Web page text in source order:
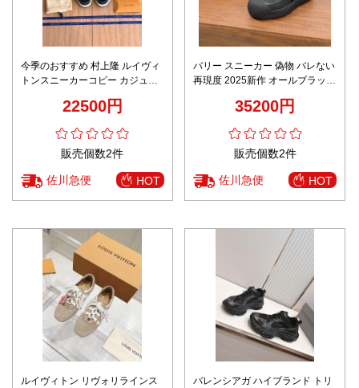
今季のおすすめ 村上隆 ルイヴィ
トンスニーカーコピー カジュア
22500円
販売個数2件
佐川急便 HOT
バリー スニーカー 偽物 バレない
再現度 2025新作 オールブラック
35200円
販売個数2件
佐川急便 HOT
ルイヴィトン リヴォリラインス
バレンシアガ ハイブランド トリ